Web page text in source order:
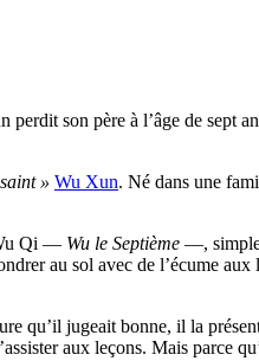
son père à l’âge de sept
» Wu Xun. Né dans une
Qi — Wu le Septième —, simple
au sol avec de l’écume
qu’il jugeait bonne, il la
aux leçons. Mais parce